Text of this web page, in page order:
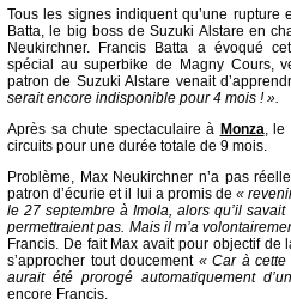
Tous les signes indiquent qu’une rupture
Batta, le big boss de Suzuki Alstare en
Neukirchner. Francis Batta a évoqué
spécial au superbike de Magny Cours,
patron de Suzuki Alstare venait
serait encore indisponible pour 4 mois ! ».
Après sa chute spectaculaire à Monza, le
circuits pour une durée totale de 9 mois.
Problème, Max Neukirchner n’a pas
patron d’écurie et il lui a promis de«
le 27 septembre à Imola, alors qu’il
permettraient pas. Mais il m’a
Francis. De fait Max avait pour objectif
s’approcher tout doucement« Car à cette
aurait été prorogé automatiquement
encore Francis.